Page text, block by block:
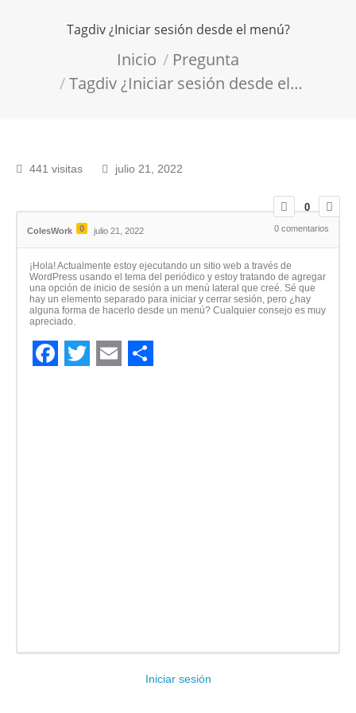
Tagdiv ¿Iniciar sesión desde el menú?
Inicio
Pregunta
Tagdiv ¿Iniciar sesión desde el…
441 visitas julio 21, 2022
0
ColesWork 0 julio 21, 2022 0 comentarios
¡Hola! Actualmente estoy ejecutando un sitio web a través de
WordPress usando el tema del periódico y estoy tratando de agregar
una opción de inicio de sesión a un menú lateral que creé. Sé que
hay un elemento separado para iniciar y cerrar sesión, pero ¿hay
alguna forma de hacerlo desde un menú? Cualquier consejo es muy
apreciado.
Iniciar sesión